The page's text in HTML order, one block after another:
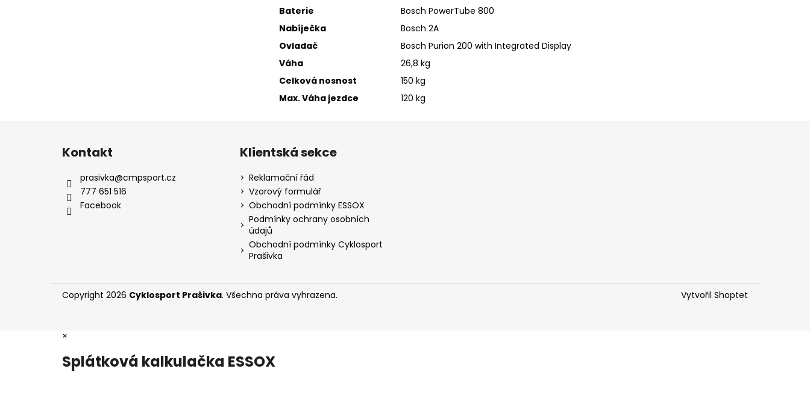
Baterie
Bosch PowerTube 800
Nabíječka
Bosch 2A
Ovladač
Bosch Purion 200 with Integrated Display
Váha
26,8 kg
Celková nosnost
150 kg
Max. Váha jezdce
120 kg
Z
Kontakt
prasivka@cmpsport.cz
777 651 516
Facebook
Klientská sekce
Reklamační řád
Vzorový formulář
Obchodní podmínky ESSOX
Podmínky ochrany osobních
údajů
Obchodní podmínky Cyklosport
Prašivka
Vytvořil Shoptet
Copyright 2026 Cyklosport Prašivka. Všechna práva vyhrazena.
×
Splátková kalkulačka ESSOX